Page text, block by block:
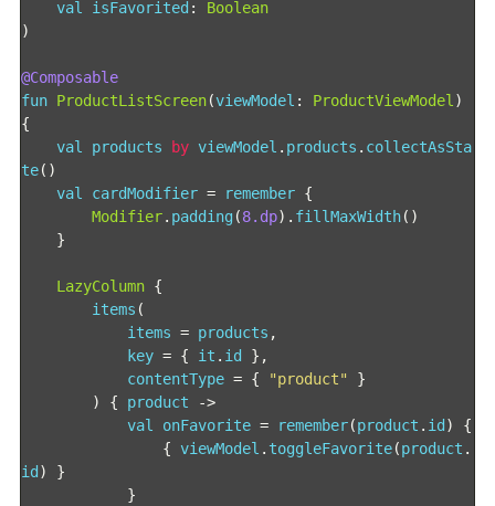
val isFavorited :
Boolean
)
@Composable
fun ProductListScreen(viewModel : ProductViewModel )
{
val products
by viewModel . products . collectAsSta
te()
val cardModifier = remember {
Modifier. padding (8.dp). fillMaxWidth()
}
LazyColumn {
items (
items = products ,
key = { it . id },
contentType = { "product"
}
)
{ product
->
val onFavorite = remember(product . id )
{
{ viewModel . toggleFavorite(product .
id )
}
}